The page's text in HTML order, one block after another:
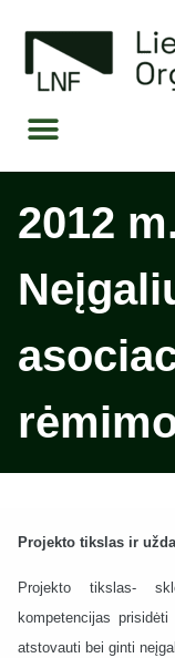
2012
Projekto tikslas ir
Projekto tikslas-
kompetencijas
atstovauti bei ginti